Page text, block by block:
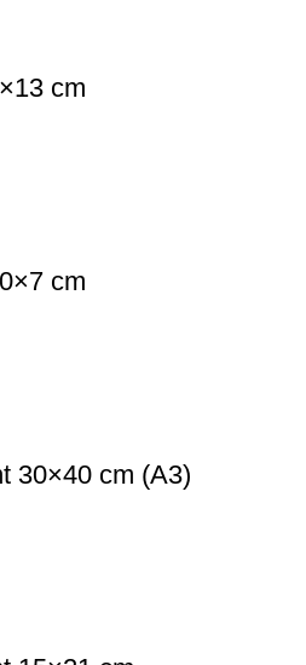
cm
cm
30×40 cm (A3)